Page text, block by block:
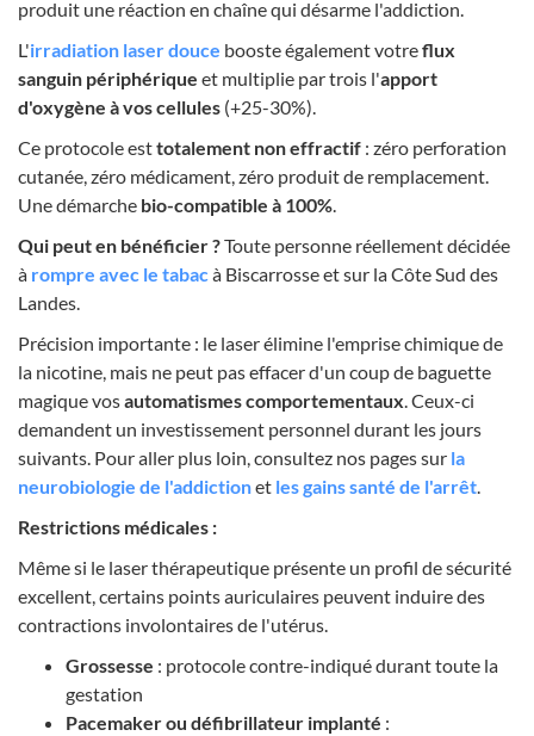
produit une réaction en chaîne qui désarme l'addiction.
L'irradiation laser douce booste également votreflux
sanguin périphérique et multiplie par trois l'apport
d'oxygène à vos cellules (+25-30%).
Ce protocole esttotalement non effractif : zéro perforation
cutanée, zéro médicament, zéro produit de remplacement.
Une démarche bio-compatible à 100%.
Qui peut en bénéficier ?Toute personne réellement décidée
à rompre avec le tabacà Biscarrosse et sur la Côte Sud des
Landes.
Précision importante : le laser élimine l'emprise chimique de
la nicotine, mais ne peut pas effacer d'un coup de baguette
magique vosautomatismes comportementaux. Ceux-ci
demandent un investissement personnel durant les jours
suivants. Pour aller plus loin, consultez nos pages sur la
neurobiologie de l'addictionet les gains santé de l'arrêt.
Restrictions médicales :
Même si le laser thérapeutique présente un profil de sécurité
excellent, certains points auriculaires peuvent induire des
contractions involontaires de l'utérus.
Grossesse : protocole contre-indiqué durant toute la
gestation
Pacemaker ou défibrillateur implanté :